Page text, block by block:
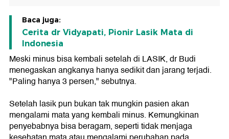
Baca juga:
Cerita dr Vidyapati, Pionir Lasik Mata di
Indonesia
Meski minus bisa kembali setelah di LASIK, dr Budi
menegaskan angkanya hanya sedikit dan jarang terjadi.
"Paling hanya 3 persen," sebutnya.
Setelah lasik pun bukan tak mungkin pasien akan
mengalami mata yang kembali minus. Kemungkinan
penyebabnya bisa beragam, seperti tidak menjaga